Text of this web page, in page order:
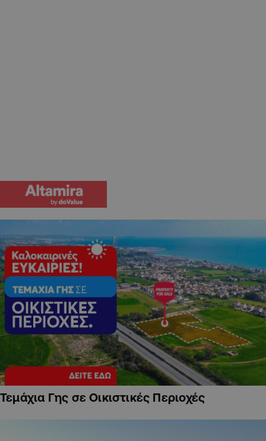
Τεμάχια Γης σε Οικιστικές Περιοχές